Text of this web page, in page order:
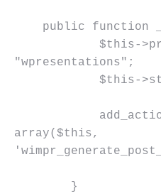
"wpresentations";
array($this,